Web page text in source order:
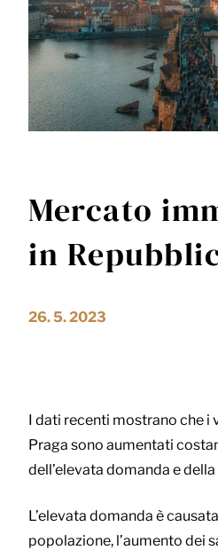
Mercato
in
26. 5. 2023
I dati recenti mostrano che i
Praga sono aumentati
dell’elevata domanda e
L’elevata domanda è
popolazione, l’aumento dei